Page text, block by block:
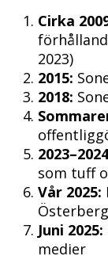
Cirka
2023)
2015:
2018:
som tuff
Vår 2025:
Juni 2025:
medier